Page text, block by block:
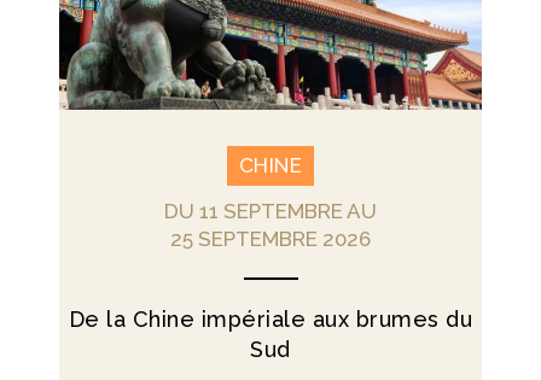
CHINE
DU 11 SEPTEMBRE AU
25 SEPTEMBRE 2026
De la Chine impériale aux brumes du
Sud